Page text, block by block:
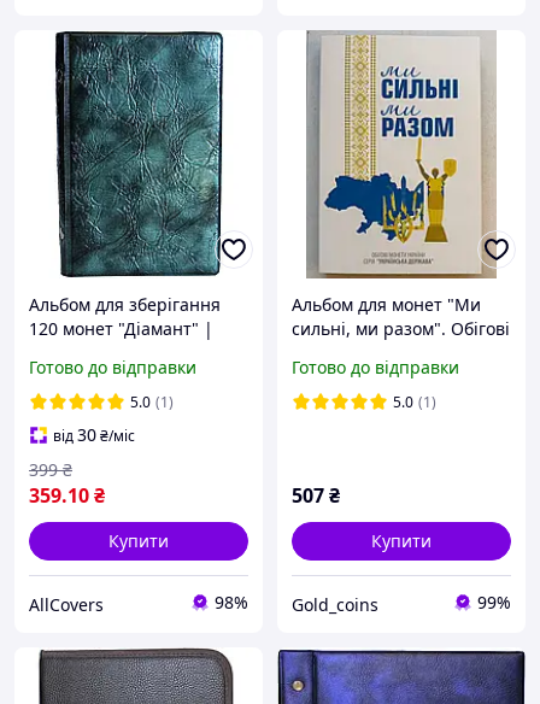
Альбом для зберігання
120 монет "Діамант" |
клясер для монет |
Зелений
Готово до відправки
5.0 (1)
від30₴/міс
359.10₴
399 ₴
Купити
AllCovers 98%
Альбом для монет "Ми
сильні, ми разом". Обігові
Серія "Українська
держава" з підписаними
Готово до відправки
5.0 (1)
507₴
Купити
Gold_coins 99%